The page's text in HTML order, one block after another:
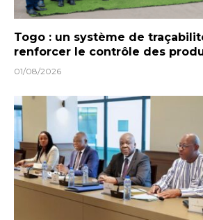
Togo : un système de
renforcer le contrôle des
01/08/2026